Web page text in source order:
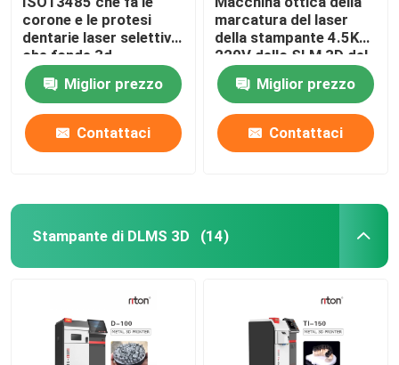
corone e le protesi
dentarie laser selettivo
che fonde 3d
stampante Dual 200
Miglior prezzo
Contattaci
marcatura del laser
della stampante 4.5KW
220V dello SLM 3D del
metallo
Miglior prezzo
Contattaci
Stampante di DLMS 3D (14)